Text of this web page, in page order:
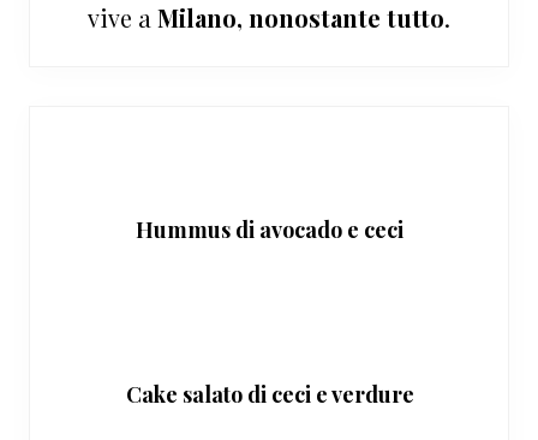
vive a Milano, nonostante tutto.
Hummus di avocado e ceci
Cake salato di ceci e verdure